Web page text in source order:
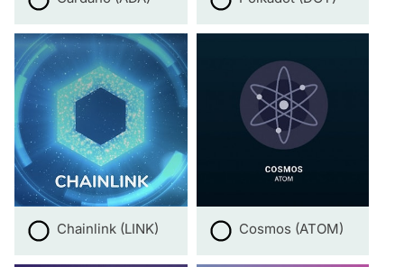
Chainlink (LINK) Cosmos (ATOM)